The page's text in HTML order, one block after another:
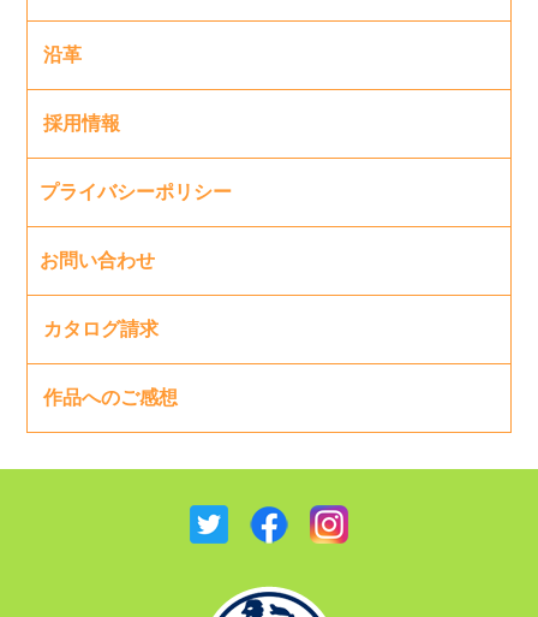
沿革
採用情報
プライバシーポリシー
お問い合わせ
カタログ請求
作品へのご感想